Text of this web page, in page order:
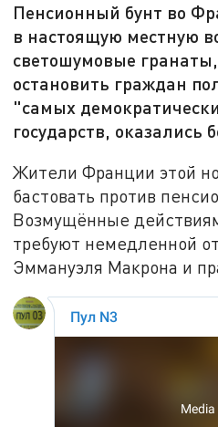
Пенсионный бунт во
в настоящую местную
светошумовые
остановить граждан
"самых
государств, оказались
Жители Франции этой
бастовать против
Возмущённые
требуют немедленной
Эммануэля Макрона и